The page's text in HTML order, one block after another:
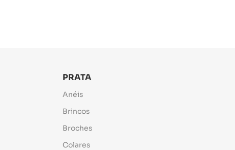
PRATA
Anéis
Brincos
Broches
Colares